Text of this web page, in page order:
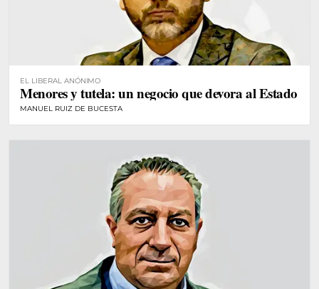
EL LIBERAL ANÓNIMO
Menores y tutela: un negocio que devora al Estado
MANUEL RUIZ DE BUCESTA